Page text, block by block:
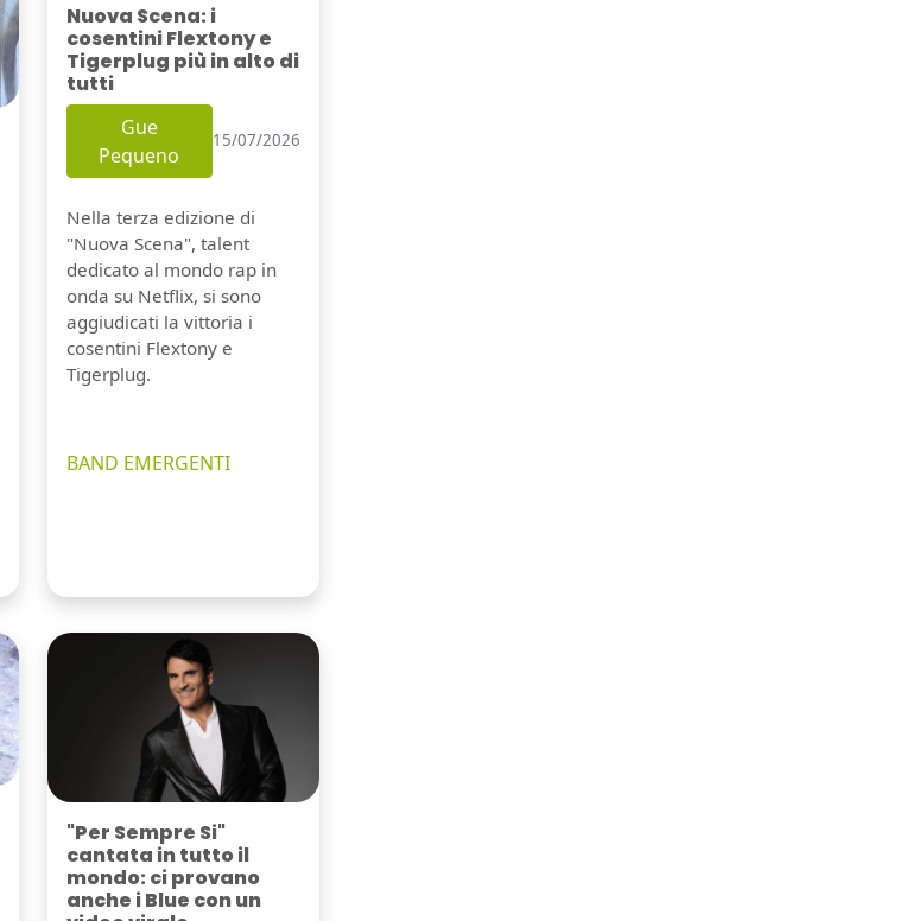
Nuova Scena: i
cosentini Flextony e
Tigerplug più in alto di
tutti
Gue
Pequeno
15/07/2026
Nella terza edizione di
"Nuova Scena", talent
dedicato al mondo rap in
onda su Netflix, si sono
aggiudicati la vittoria i
cosentini Flextony e
Tigerplug.
BAND EMERGENTI
"Per Sempre Si"
cantata in tutto il
mondo: ci provano
anche i Blue con un